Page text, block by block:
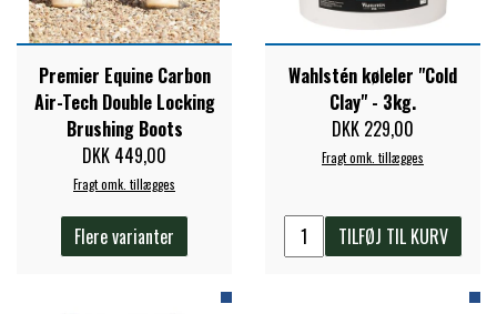
Premier Equine Carbon
Air-Tech Double Locking
Brushing Boots
DKK 449,00
Fragt omk. tillægges
Flere varianter
Wahlstén køleler "Cold
Clay" - 3kg.
DKK 229,00
Fragt omk. tillægges
TILFØJ TIL KURV